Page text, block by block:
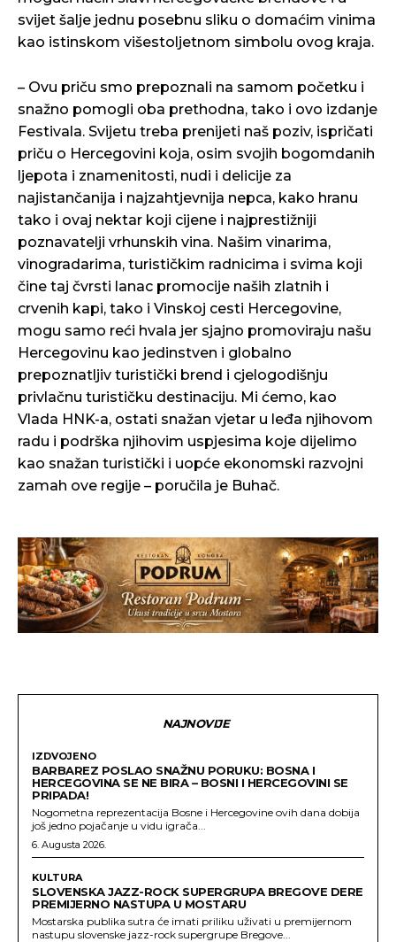
svijet šalje jednu posebnu sliku o domaćim vinima
kao istinskom višestoljetnom simbolu ovog kraja.
– Ovu priču smo prepoznali na samom početku i
snažno pomogli oba prethodna, tako i ovo izdanje
Festivala. Svijetu treba prenijeti naš poziv, ispričati
priču o Hercegovini koja, osim svojih bogomdanih
ljepota i znamenitosti, nudi i delicije za
najistančanija i najzahtjevnija nepca, kako hranu
tako i ovaj nektar koji cijene i najprestižniji
poznavatelji vrhunskih vina. Našim vinarima,
vinogradarima, turističkim radnicima i svima koji
čine taj čvrsti lanac promocije naših zlatnih i
crvenih kapi, tako i Vinskoj cesti Hercegovine,
mogu samo reći hvala jer sjajno promoviraju našu
Hercegovinu kao jedinstven i globalno
prepoznatljiv turistički brend i cjelogodišnju
privlačnu turističku destinaciju. Mi ćemo, kao
Vlada HNK-a, ostati snažan vjetar u leđa njihovom
radu i podrška njihovim uspjesima koje dijelimo
kao snažan turistički i uopće ekonomski razvojni
zamah ove regije – poručila je Buhač.
NAJNOVIJE
IZDVOJENO
BARBAREZ POSLAO SNAŽNU PORUKU: BOSNA I
HERCEGOVINA SE NE BIRA – BOSNI I HERCEGOVINI SE
PRIPADA!
Nogometna reprezentacija Bosne i Hercegovine ovih dana dobija
još jedno pojačanje u vidu igrača...
6. Augusta 2026.
KULTURA
SLOVENSKA JAZZ-ROCK SUPERGRUPA BREGOVE DERE
PREMIJERNO NASTUPA U MOSTARU
Mostarska publika sutra će imati priliku uživati u premijernom
nastupu slovenske jazz-rock supergrupe Bregove...